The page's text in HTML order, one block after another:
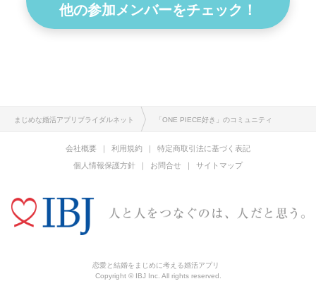
他の参加メンバーをチェック！
まじめな婚活アプリブライダルネット 「ONE PIECE好き」のコミュニティ
会社概要 利用規約
特定商取引法に基づく表記
個人情報保護方針
お問合せ サイトマップ
恋愛と結婚をまじめに考える婚活アプリ
Copyright © IBJ Inc. All rights reserved.